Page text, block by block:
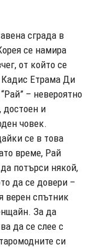
сграда в
се намира
от който се
Кадис Етрама Ди
– невероятно
достоен и
човек.
се в това
време, Рай
потърси някой,
да се довери –
верен спътник
За да
да се слее с
си